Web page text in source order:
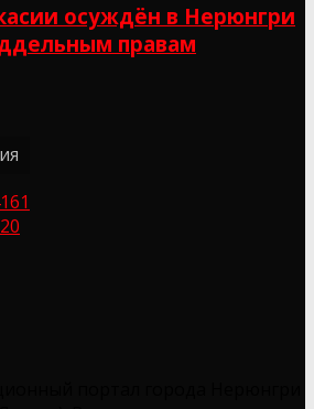
осуждён в Нерюнгри
правам